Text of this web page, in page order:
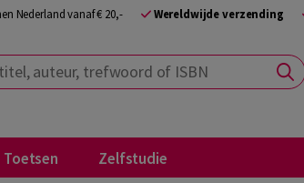
Nederland vanaf € 20,- Wereldwijde verzending
auteur, trefwoord of ISBN
Toetsen Zelfstudie